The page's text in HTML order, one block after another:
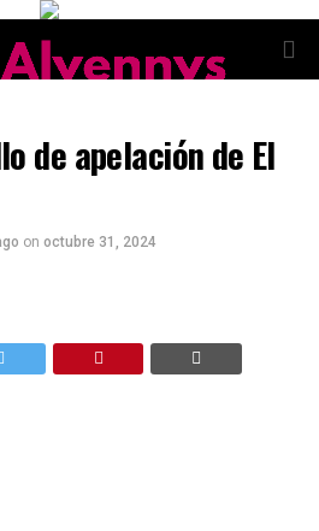
de apelación de El
on octubre 31, 2024